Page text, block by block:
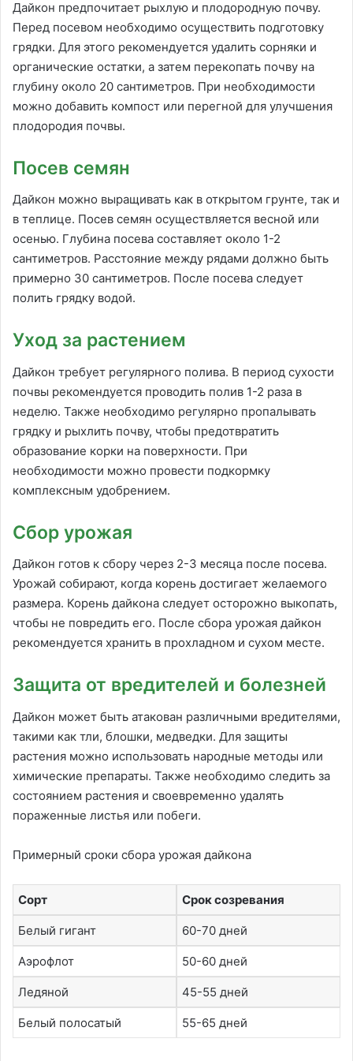
Дайкон предпочитает рыхлую и плодородную почву.
Перед посевом необходимо осуществить подготовку
грядки. Для этого рекомендуется удалить сорняки и
органические остатки, а затем перекопать почву на
глубину около 20 сантиметров. При необходимости
можно добавить компост или перегной для улучшения
плодородия почвы.
Посев семян
Дайкон можно выращивать как в открытом грунте, так и
в теплице. Посев семян осуществляется весной или
осенью. Глубина посева составляет около 1-2
сантиметров. Расстояние между рядами должно быть
примерно 30 сантиметров. После посева следует
полить грядку водой.
Уход за растением
Дайкон требует регулярного полива. В период сухости
почвы рекомендуется проводить полив 1-2 раза в
неделю. Также необходимо регулярно пропалывать
грядку и рыхлить почву, чтобы предотвратить
образование корки на поверхности. При
необходимости можно провести подкормку
комплексным удобрением.
Сбор урожая
Дайкон готов к сбору через 2-3 месяца после посева.
Урожай собирают, когда корень достигает желаемого
размера. Корень дайкона следует осторожно выкопать,
чтобы не повредить его. После сбора урожая дайкон
рекомендуется хранить в прохладном и сухом месте.
Защита от вредителей и болезней
Дайкон может быть атакован различными вредителями,
такими как тли, блошки, медведки. Для защиты
растения можно использовать народные методы или
химические препараты. Также необходимо следить за
состоянием растения и своевременно удалять
пораженные листья или побеги.
Примерный сроки сбора урожая дайкона
Сорт Срок созревания
Белый гигант 60-70 дней
Аэрофлот 50-60 дней
Ледяной 45-55 дней
Белый полосатый 55-65 дней